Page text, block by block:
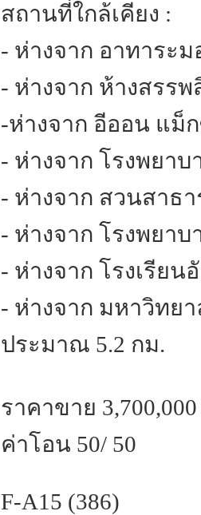
สถานที่ใกล้เคียง :
- ห่างจาก อาทาระ
- ห่างจาก ห้างสรร
-ห่างจาก อีออน แม็
- ห่างจาก โรงพยา
- ห่างจาก สวนสาธ
- ห่างจาก โรงพยา
- ห่างจาก โรงเรีย
- ห่างจาก มหาวิทย
ประมาณ 5.2 กม.
ราคาขาย
ค่าโอน 50/ 50
F-A15 (386)